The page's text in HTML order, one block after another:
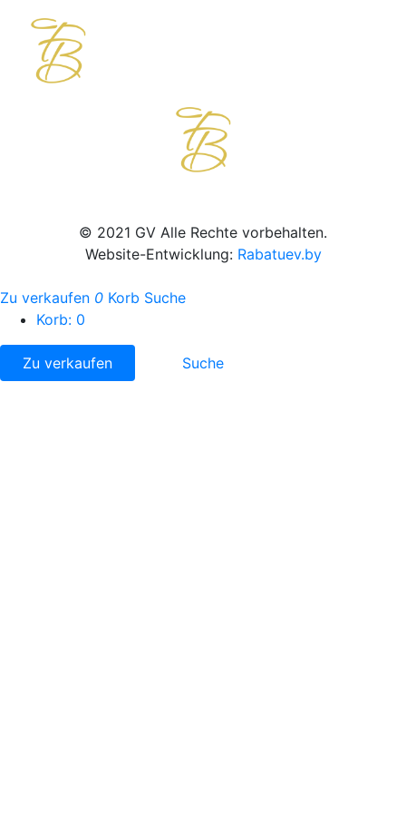
© 2021 GV Alle Rechte vorbehalten.
Website-Entwicklung: Rabatuev.by
Zu verkaufen 0 Korb Suche
Korb: 0
Zu verkaufen Suche